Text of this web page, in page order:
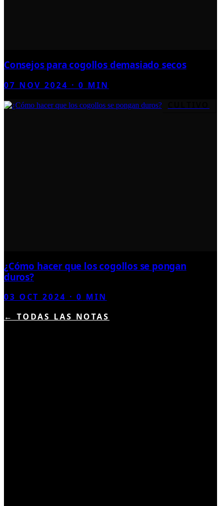
Consejos para cogollos demasiado secos
07 NOV 2024 ·0 MIN
¿Cómo hacer que los cogollos se pongan
duros?
03 OCT 2024 ·0 MIN
← TODAS LAS NOTAS